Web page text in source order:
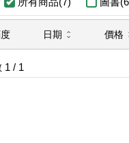
日期 價格
1 / 1